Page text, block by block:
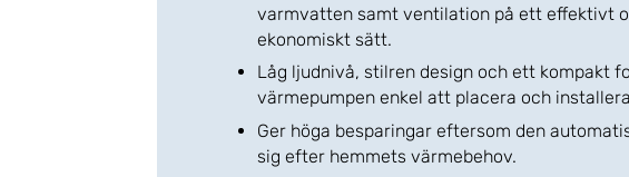
varmvatten samt ventilation på ett effektivt
ekonomiskt sätt.
Låg ljudnivå, stilren design och ett kompakt
värmepumpen enkel att placera och
Ger höga besparingar eftersom den
sig efter hemmets värmebehov.